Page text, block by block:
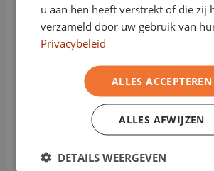
Achterspoiler
Achteruitrijcamera
Actieve
u aan hen heeft verstrekt of die zij
verzameld door uw gebruik van
Privacybeleid
ALLES ACCEPTEREN
ALLES AFWIJZEN
DETAILS WEERGEVEN